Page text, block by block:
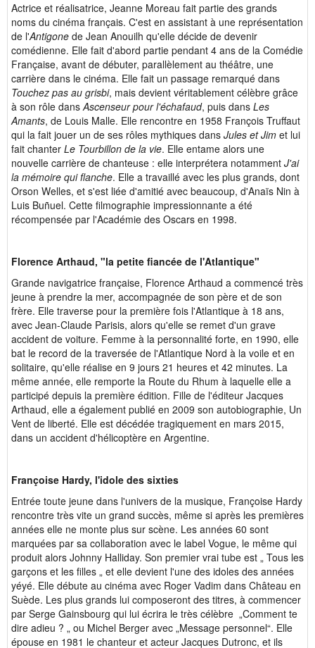
Actrice et réalisatrice, Jeanne Moreau fait partie des grands
noms du cinéma français. C'est en assistant à une représentation
de l'Antigone de Jean Anouilh qu'elle décide de devenir
comédienne. Elle fait d'abord partie pendant 4 ans de la Comédie
Française, avant de débuter, parallèlement au théâtre, une
carrière dans le cinéma. Elle fait un passage remarqué dans
Touchez pas au grisbi, mais devient véritablement célèbre grâce
à son rôle dansAscenseur pour l'échafaud, puis dans Les
Amants, de Louis Malle. Elle rencontre en 1958 François Truffaut
qui la fait jouer un de ses rôles mythiques dans Jules et Jim et lui
fait chanter Le Tourbillon de la vie. Elle entame alors une
nouvelle carrière de chanteuse : elle interprétera notamment J'ai
la mémoire qui flanche. Elle a travaillé avec les plus grands, dont
Orson Welles, et s'est liée d'amitié avec beaucoup, d'Anaïs Nin à
Luis Buñuel. Cette filmographie impressionnante a été
récompensée par l'Académie des Oscars en 1998.
Florence Arthaud, "la petite fiancée de l'Atlantique"
Grande navigatrice française, Florence Arthaud a commencé très
jeune à prendre la mer, accompagnée de son père et de son
frère. Elle traverse pour la première fois l'Atlantique à 18 ans,
avec Jean-Claude Parisis, alors qu'elle se remet d'un grave
accident de voiture. Femme à la personnalité forte, en 1990, elle
bat le record de la traversée de l'Atlantique Nord à la voile et en
solitaire, qu'elle réalise en 9 jours 21 heures et 42 minutes. La
même année, elle remporte la Route du Rhum à laquelle elle a
participé depuis la première édition. Fille de l'éditeur Jacques
Arthaud, elle a également publié en 2009 son autobiographie, Un
Vent de liberté. Elle est décédée tragiquement en mars 2015,
dans un accident d'hélicoptère en Argentine.
Françoise Hardy, l'idole des sixties
Entrée toute jeune dans l'univers de la musique, Françoise Hardy
rencontre très vite un grand succès, même si après les premières
années elle ne monte plus sur scène. Les années 60 sont
marquées par sa collaboration avec le label Vogue, le même qui
produit alors Johnny Halliday. Son premier vrai tube est „ Tous les
garçons et les filles „ et elle devient l'une des idoles des années
yéyé. Elle débute au cinéma avec Roger Vadim dans Château en
Suède. Les plus grands lui composeront des titres, à commencer
par Serge Gainsbourg qui lui écrira le très célèbre „Comment te
dire adieu ? „ ou Michel Berger avec „Message personnel“. Elle
épouse en 1981 le chanteur et acteur Jacques Dutronc, et ils